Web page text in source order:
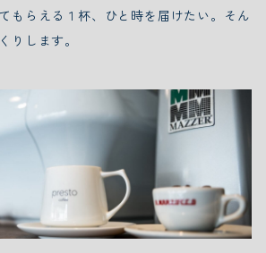
もらえる１杯、ひと時を届けたい。そん
りします。